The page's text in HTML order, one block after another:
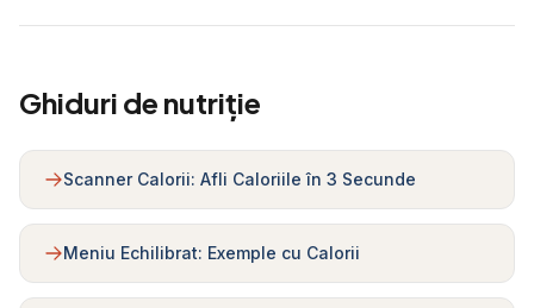
Ghiduri de nutriție
Scanner Calorii: Afli Caloriile în 3 Secunde
Meniu Echilibrat: Exemple cu Calorii